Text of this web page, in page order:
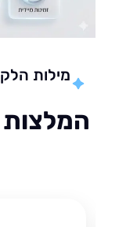
מילות הלקוח